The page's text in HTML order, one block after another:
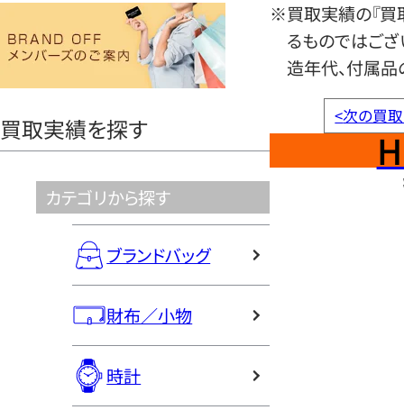
ヤ
買取実績を探す
カテゴリから探す
ブランドバッグ
財布／小物
時計
※買取実績の『買
るものではござ
造年代、付属品
<次の買